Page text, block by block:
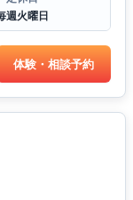
週火曜日
体験・相談予約